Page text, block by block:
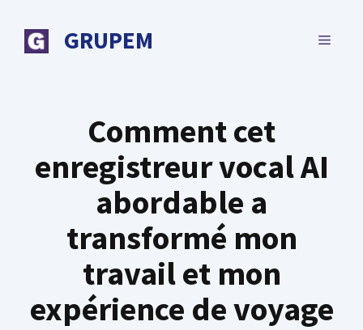
contenu
GRUPEM MENU
Comment cet
enregistreur vocal AI
abordable a
transformé mon
travail et mon
expérience de voyage